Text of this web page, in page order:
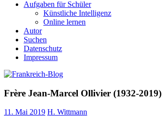
Aufgaben für Schüler
Künstliche Intelligenz
Online lernen
Autor
Suchen
Datenschutz
Impressum
Frère Jean-Marcel Ollivier (1932-2019)
11. Mai 2019 H. Wittmann